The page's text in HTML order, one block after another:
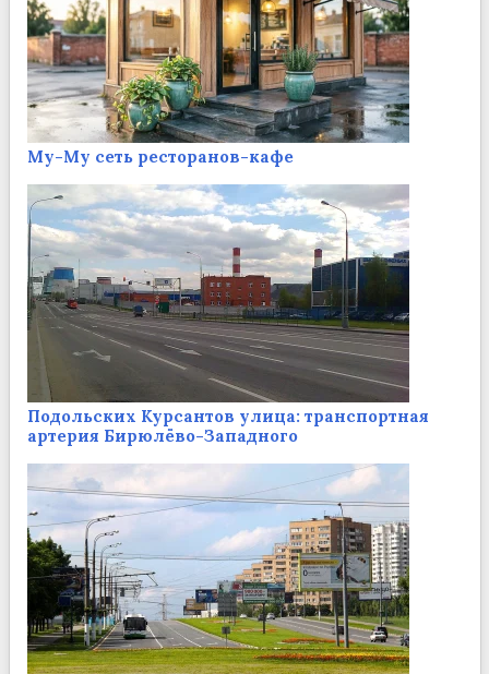
Му-Му сеть ресторанов-кафе
Подольских Курсантов улица: транспортная
артерия Бирюлёво-Западного